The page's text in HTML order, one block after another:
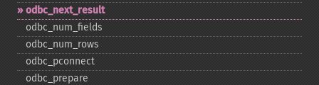
odbc_​next_​result
odbc_​num_​fields
odbc_​num_​rows
odbc_​pconnect
odbc_​prepare